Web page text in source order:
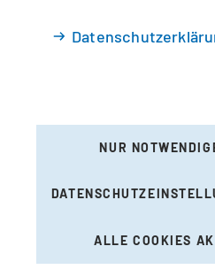
NUR
ALLE COOKIES